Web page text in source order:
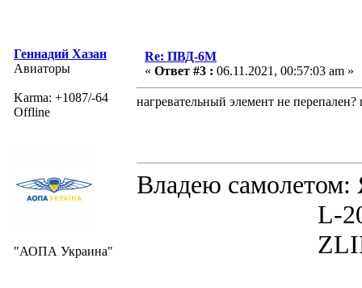
Геннадий Хазан
Авиаторы
Karma: +1087/-64
Offline
"АОПА Украина"
Re: ПВД-6М
« Ответ #3 : 06.11.2021, 00:57:03 am »
нагревательный элемент не
Владею
L-200D
ZLIN 526